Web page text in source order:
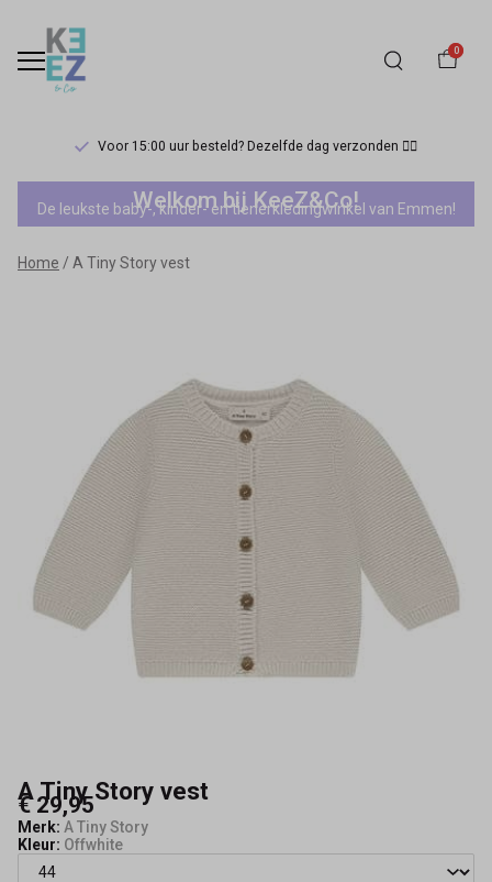
0
Voor 15:00 uur besteld? Dezelfde dag verzonden 🏃‍♀️
A
Tiny
Story
Keez&Co
Welkom bij KeeZ&Co!
De leukste baby-, kinder- en tienerkledingwinkel van Emmen!
Home A Tiny Story vest
A Tiny Story vest
€ 29,95
Merk: A Tiny Story
Kleur: Offwhite